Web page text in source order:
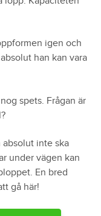
igen och
han kan vara
spets. Frågan är
absolut inte ska
under vägen kan
En bred
gå här!